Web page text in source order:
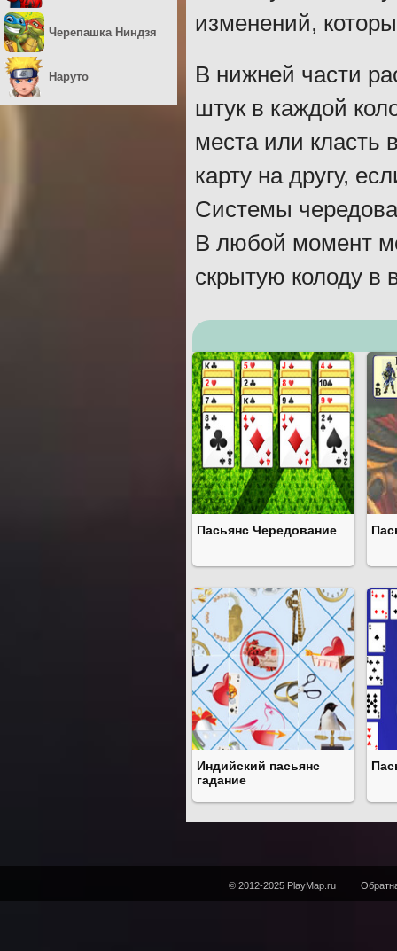
изменений,
В нижней части
штук в каждой
места или класть
карту на другу,
Системы
В любой момент
скрытую колоду в
Пасьянс Чередование
Индийский пасьянс
гадание
Черепашка Ниндзя
Наруто
© 2012-2025 PlayMap.ru